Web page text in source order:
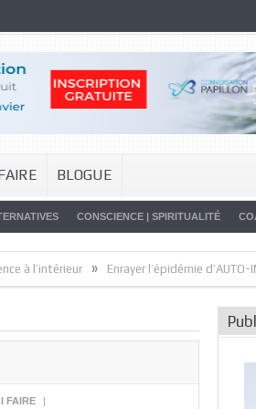
BLOGUE
CONSCIENCE | SPIRITUALITÉ
» Enrayer l’épidémie d’AUTO-
FAIRE |